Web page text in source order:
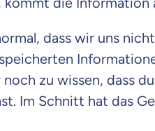
dass wir uns
zu wissen, dass
Im Schnitt hat das